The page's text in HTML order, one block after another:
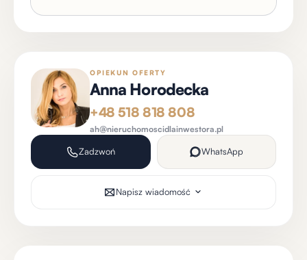
OPIEKUN OFERTY
Anna Horodecka
+48 518 818 808
ah@nieruchomoscidlainwestora.pl
Zadzwoń WhatsApp
Napisz wiadomość